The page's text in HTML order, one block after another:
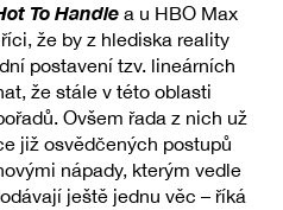
To Handle a u HBO Max
že by z hlediska reality
postavení tzv. lineárních
že stále v této oblasti
Ovšem řada z nich už
již osvědčených postupů
nápady, kterým vedle
ještě jednu věc – říká